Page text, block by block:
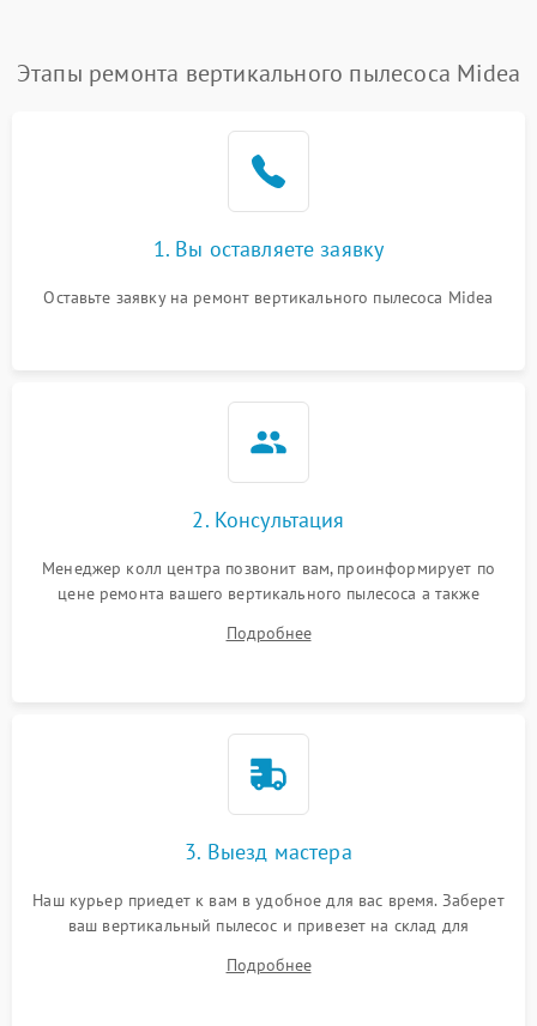
Этапы ремонта вертикального пылесоса Midea
1. Вы оставляете заявку
Оставьте заявку на ремонт вертикального пылесоса Midea
2. Консультация
Менеджер колл центра позвонит вам, проинформирует по
цене ремонта вашего вертикального пылесоса а также
Подробнее
3. Выезд мастера
Наш курьер приедет к вам в удобное для вас время. Заберет
ваш вертикальный пылесос и привезет на склад для
Подробнее